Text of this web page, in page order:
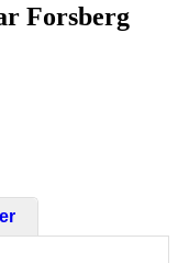
Forsberg